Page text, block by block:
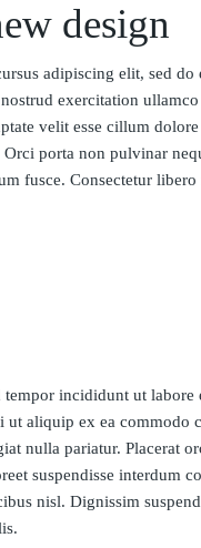
design
adipiscing elit, sed
exercitation
velit esse cillum
porta non pulvinar
fusce. Consectetur
tempor incididunt ut
aliquip ex ea commodo
nulla pariatur. Placerat
suspendisse interdum
nisl. Dignissim